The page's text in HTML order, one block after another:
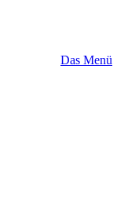
Das Menü